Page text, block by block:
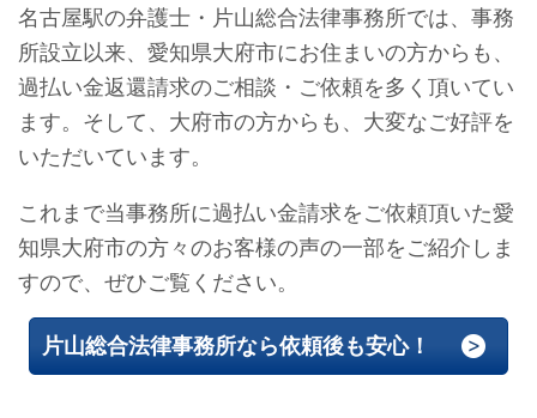
名古屋駅の弁護士・片山総合法律事務所では、事務
所設立以来、愛知県大府市にお住まいの方からも、
過払い金返還請求のご相談・ご依頼を多く頂いてい
ます。そして、大府市の方からも、大変なご好評を
いただいています。
これまで当事務所に過払い金請求をご依頼頂いた愛
知県大府市の方々のお客様の声の一部をご紹介しま
すので、ぜひご覧ください。
片山総合法律事務所なら依頼後も安心！